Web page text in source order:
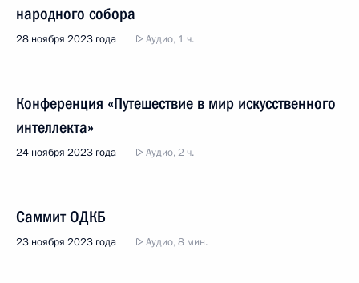
народного собора
28 ноября 2023 года Аудио, 1 ч.
Конференция «Путешествие в мир искусственного
интеллекта»
24 ноября 2023 года Аудио, 2 ч.
Саммит ОДКБ
23 ноября 2023 года Аудио, 8 мин.